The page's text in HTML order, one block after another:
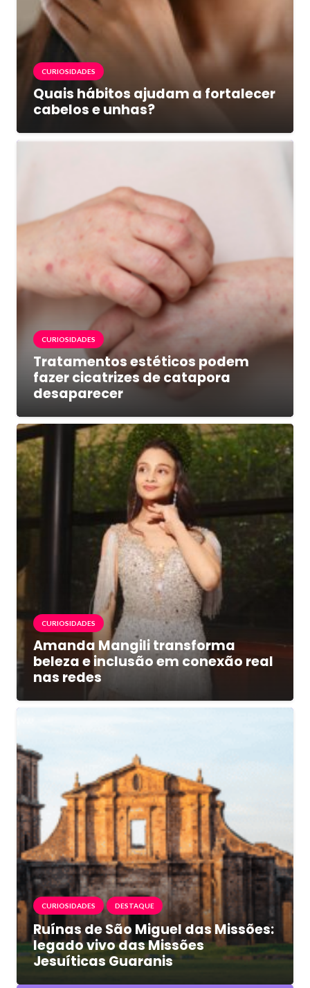
CURIOSIDADES
Quais hábitos ajudam a fortalecer
cabelos e unhas?
CURIOSIDADES
Tratamentos estéticos podem
fazer cicatrizes de catapora
desaparecer
CURIOSIDADES
Amanda Mangili transforma
beleza e inclusão em conexão real
nas redes
CURIOSIDADES DESTAQUE
Ruínas de São Miguel das Missões:
legado vivo das Missões
Jesuíticas Guaranis